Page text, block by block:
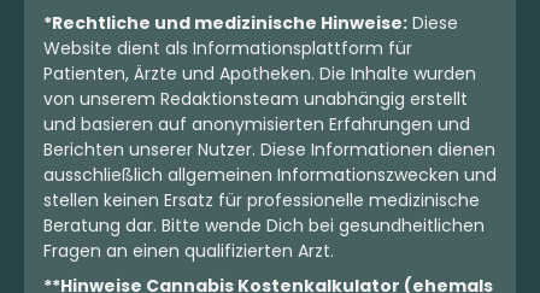
Casper’s No. 52 –
Tamalez
Tamalez
0 (0)
THC:24,4% CBD: <0,1%
10.49 €
Gripon420 30/1 GAE
Gas Cream Cake
4,5(8)
THC: 30% CBD:
5.49 €
*Rechtliche und medizinische Hinweise: Diese
Website dient als Informationsplattform für
Patienten, Ärzte und Apotheken. Die Inhalte wurden
von unserem Redaktionsteam unabhängig erstellt
und basieren auf anonymisierten Erfahrungen und
Berichten unserer Nutzer. Diese Informationen dienen
ausschließlich allgemeinen Informationszwecken und
stellen keinen Ersatz für professionelle medizinische
Beratung dar. Bitte wende Dich bei gesundheitlichen
Fragen an einen qualifizierten Arzt.
**Hinweise Cannabis Kostenkalkulator (ehemals